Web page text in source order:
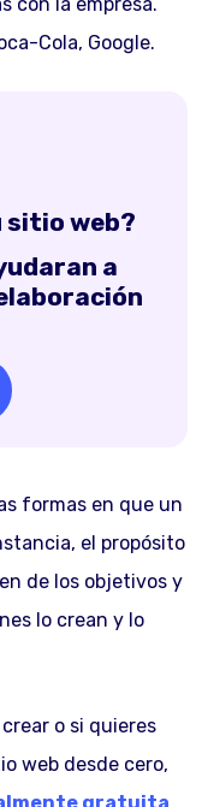
Cola, Google.
web?
a
formas en que un
el propósito
de los objetivos y
lo crean y lo
o si quieres
web desde cero,